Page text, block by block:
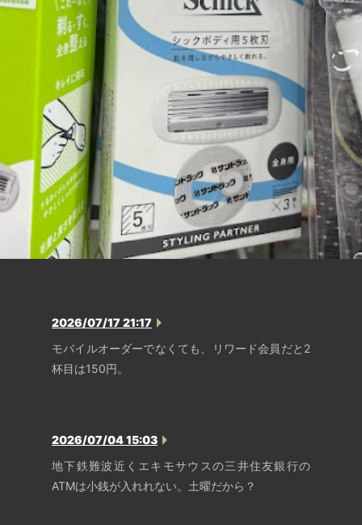
2026/07/17 21:17
モバイルオーダーでなくても、リワード会員だと2
杯目は150円。
2026/07/04 15:03
地下鉄難波近くエキモサウスの三井住友銀行の
ATMは小銭が入れれない。土曜だから？